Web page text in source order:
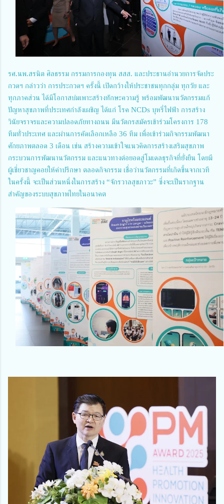
รศ.นพ.สรนิต ศิลธรรม กรรมการกองทุน สสส. และประธานอำนวยการจัดประ
กวดฯ กล่าวว่า การประกวดฯ ครั้งนี้ เปิดกว้างให้ประชาชนทุกกลุ่ม ทุกวัย และ
ทุกภาคส่วน ได้มีโอกาสบ่มเพาะสร้างทักษะความรู้ พร้อมพัฒนานวัตกรรมแก้
ปัญหาสุขภาพที่ประเทศกำลังเผชิญ ได้แก่ โรค NCDs บุหรี่ไฟฟ้า การสร้าง
วินัยจราจรและความปลอดภัยทางถนน มีนวัตกรสมัครเข้าร่วมโครงการ 178
ทีมทั่วประเทศ และผ่านการคัดเลือกเหลือ 36 ทีม เพื่อเข้าร่วมกิจกรรมพัฒนา
ศักยภาพตลอด 3 เดือน เช่น สร้างความเข้าใจแนวคิดการสร้างเสริมสุขภาพ
กระบวนการพัฒนานวัตกรรม และแนวทางต่อยอดสู่โมเดลธุรกิจที่ยั่งยืน โดยมี
ผู้เชี่ยวชาญคอยให้คำปรึกษา ตลอดกิจกรรม เชื่อว่านวัตกรรมที่เกิดขึ้นจากเวที
ในครั้งนี้ จะเป็นส่วนหนึ่งในการสร้าง “จักรวาลสุขภาวะ” ซึ่งจะเป็นรากฐาน
สำคัญของระบบสุขภาพไทยในอนาคต